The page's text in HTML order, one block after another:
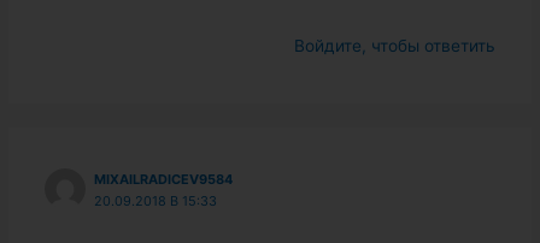
Войдите, чтобы ответить
MIXAILRADICEV9584
20.09.2018 В 15:33